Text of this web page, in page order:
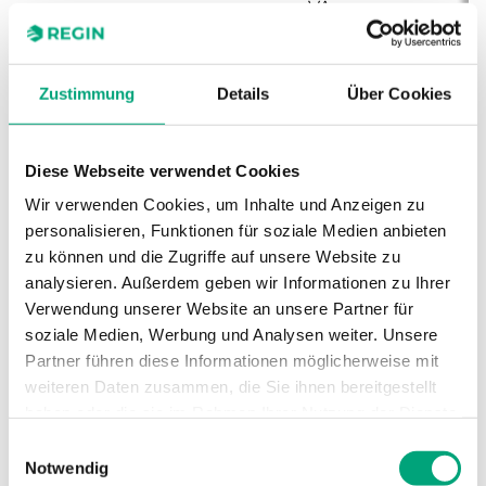
Zustimmung Details Über Cookies
Diese Webseite verwendet Cookies
Wir verwenden Cookies, um Inhalte und Anzeigen zu
personalisieren, Funktionen für soziale Medien anbieten
zu können und die Zugriffe auf unsere Website zu
analysieren. Außerdem geben wir Informationen zu Ihrer
Verwendung unserer Website an unsere Partner für
soziale Medien, Werbung und Analysen weiter. Unsere
Partner führen diese Informationen möglicherweise mit
weiteren Daten zusammen, die Sie ihnen bereitgestellt
Notwendig
VA
Schutzart IP30
Umgebungsfeuchte
10…90 % RH
Umgebungstemperatur 0…50 °C
Lagertemperatur -20…70 °C
Montage
Abmessungen, außen
95x95x50 mm
Gewicht, inkl.